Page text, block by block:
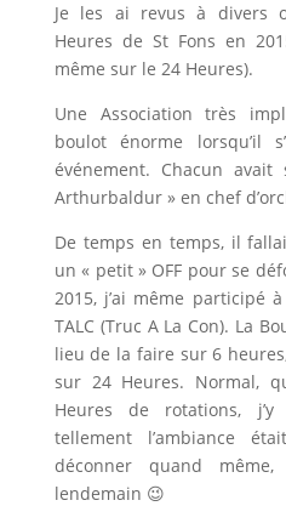
Je les ai revus à divers
Heures de St Fons en
même sur le 24 Heures).
Une Association très
boulot énorme lorsqu’il
événement. Chacun
Arthurbaldur » en chef
De temps en temps, il
un « petit » OFF pour se
2015, j’ai même participé
TALC (Truc A La Con). La
lieu de la faire sur 6
sur 24 Heures. Normal,
Heures de rotations,
tellement l’ambiance
déconner quand
lendemain 😉